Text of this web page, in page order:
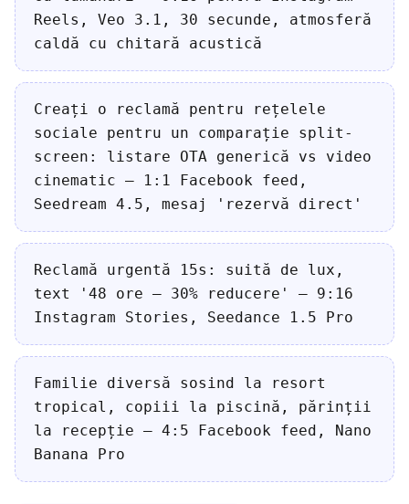
Reels, Veo 3.1, 30 secunde, atmosferă
caldă cu chitară acustică
Creați o reclamă pentru rețelele
sociale pentru un comparație split-
screen: listare OTA generică vs video
cinematic — 1:1 Facebook feed,
Seedream 4.5, mesaj 'rezervă direct'
Reclamă urgentă 15s: suită de lux,
text '48 ore — 30% reducere' — 9:16
Instagram Stories, Seedance 1.5 Pro
Familie diversă sosind la resort
tropical, copiii la piscină, părinții
la recepție — 4:5 Facebook feed, Nano
Banana Pro